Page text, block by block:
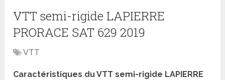
VTT semi-rigide LAPIERRE
PRORACE SAT 629 2019
VTT
Caractéristiques du VTT semi-rigide LAPIERRE